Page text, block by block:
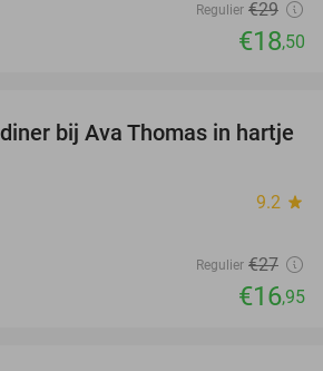
Regulier €29
€18,50
37%
bij Ava Thomas in hartje
9.2 star
Regulier €27
€16,95